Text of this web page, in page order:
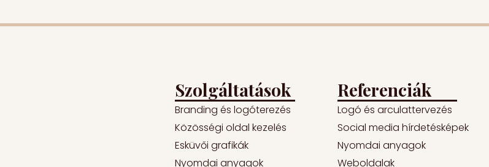
Szolgáltatások
Branding és logóterezés
Közösségi oldal kezelés
Esküvői grafikák
Nyomdai anyagok
Referenciák
Logó és arculattervezés
Social media hírdetésképek
Nyomdai anyagok
Weboldalak